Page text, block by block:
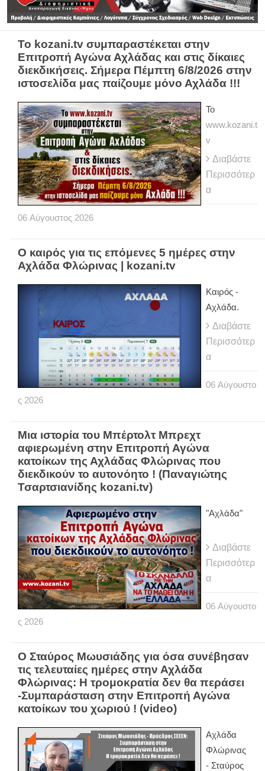
Το kozani.tv συμπαραστέκεται στην
Επιτροπή Αγώνα Αχλάδας και στις δίκαιες
διεκδικήσεις. Σήμερα Πέμπτη 6/8/2026 στην
ιστοσελίδα μας παίζουμε μόνο Αχλάδα !!!
Το
www.kozani.t
v
Διαβάστε
Περισσότερ
α
06 Αύγουστος 2026
Ο καιρός για τις επόμενες 5 ημέρες στην
Αχλάδα Φλώρινας | kozani.tv
Kαιρός -
Αχλάδα.
Διαβάστε
Περισσότερ
α
06 Αύγουστο
ς 2026
Μια ιστορία του Μπέρτολτ Μπρεχτ
αφιερωμένη στην Επιτροπή Αγώνα
κατοίκων της Αχλάδας Φλώρινας που
διεκδικούν το αυτονόητο ! (Παναγιώτης
Τσαρτσιανίδης kozani.tv)
"Αχλάδα"
Διαβάστε
Περισσότερ
α
06 Αύγουστο
ς 2026
Ο Σταύρος Μωυσιάδης για όσα συνέβησαν
τις τελευταίες ημέρες στην Αχλάδα
Φλώρινας: Η τρομοκρατία δεν θα περάσει
-Συμπαράσταση στην Επιτροπή Αγώνα
κατοίκων του χωριού ! (video)
Αχλάδα
Φλώρινας
- Σταύρος